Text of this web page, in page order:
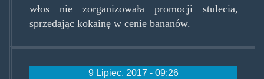
włos nie zorganizowała promocji stulecia,
sprzedając kokainę w cenie bananów.
9 Lipiec, 2017 - 09:26